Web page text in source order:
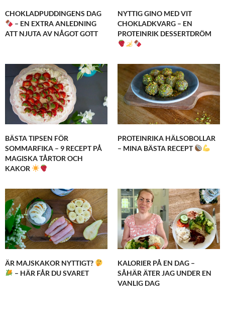
CHOKLADPUDDINGENS DAG
– EN EXTRA ANLEDNING
ATT NJUTA AV NÅGOT GOTT
NYTTIG GINO MED VIT
CHOKLADKVARG – EN
PROTEINRIK DESSERTDRÖM
BÄSTA TIPSEN FÖR
SOMMARFIKA – 9 RECEPT PÅ
MAGISKA TÅRTOR OCH
KAKOR
PROTEINRIKA HÄLSOBOLLAR
– MINA BÄSTA RECEPT
ÄR MAJSKAKOR NYTTIGT?
– HÄR FÅR DU SVARET
KALORIER PÅ EN DAG –
SÅHÄR ÄTER JAG UNDER EN
VANLIG DAG